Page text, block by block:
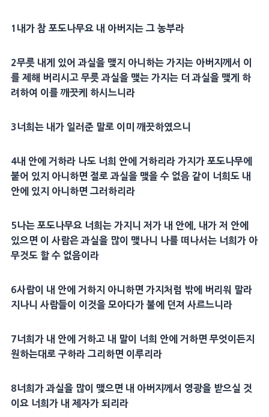
1 내가 참 포도나무요 내 아버지 는 그 농부라
2무릇내게 있어 과실을 맺지 아니하는 가지 는 아버지께서 이
를 제해 버리시고 무릇과실을 맺는 가지 는 더 과실을 맺게 하
려하여 이를 깨끗케 하시느니라
3너희는 내가 일러준 말로 이미 깨끗하였으니
4내 안에 거하라 나도 너희 안에 거하리라 가지 가 포도나무에
붙어 있지 아니하면 절로 과실을 맺을 수 없음 같이 너희도 내
안에 있지 아니하면 그러하리라
5나는 포도나무요 너희는 가지 니 저가 내 안에, 내가 저 안에
있으면 이 사람은 과실을 많이 맺나니 나를 떠나서는 너희가 아
무것도 할 수 없음이라
6사람이 내 안에 거하지 아니하면 가지 처럼 밖에 버리워 말라
지나니 사람들이 이것을 모아다가 불에 던져 사르느니라
7너희가 내 안에 거하고 내 말이 너희 안에 거하면 무엇이든지
원하는대로 구하라 그리하면 이루리라
8너희가 과실을 많이 맺으면 내 아버지께서 영광을 받으실 것
이요 너희가 내 제자가 되리라